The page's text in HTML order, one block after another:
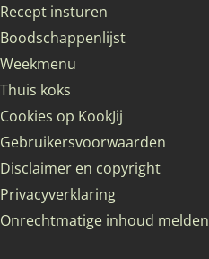
Recept insturen
Boodschappenlijst
Weekmenu
Thuis koks
Cookies op KookJij
Gebruikersvoorwaarden
Disclaimer en copyright
Privacyverklaring
Onrechtmatige inhoud melden